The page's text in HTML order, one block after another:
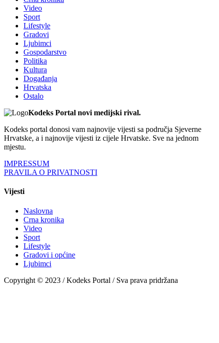
Video
Sport
Lifestyle
Gradovi
Ljubimci
Gospodarstvo
Politika
Kultura
Događanja
Hrvatska
Ostalo
Kodeks Portal novi medijski rival.
Kodeks portal donosi vam najnovije vijesti sa područja Sjeverne
Hrvatske, a i najnovije vijesti iz cijele Hrvatske. Sve na jednom
mjestu.
IMPRESSUM
PRAVILA O PRIVATNOSTI
Vijesti
Naslovna
Crna kronika
Video
Sport
Lifestyle
Gradovi i općine
Ljubimci
Copyright © 2023 / Kodeks Portal / Sva prava pridržana